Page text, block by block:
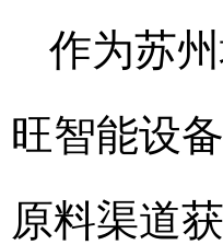
作为苏
旺智能设
原料渠道